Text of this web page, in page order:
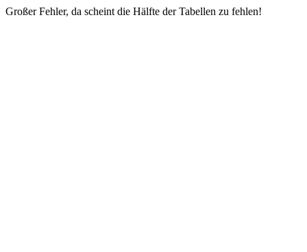
Großer Fehler, da scheint die Hälfte der Tabellen zu fehlen!